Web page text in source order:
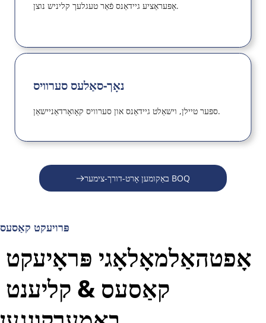
אָפּעראַציע גיידאַנס פֿאַר טעגלעך קליניש נוצן.
נאָך-סאַלעס סערוויס
ספּער טיילן, וישאַלט גיידאַנס און סערוויס קאָואָרדאַניישאַן.
באַקומען אָרט-דורך-צימער BOQ
פּרויעקט קאַסעס